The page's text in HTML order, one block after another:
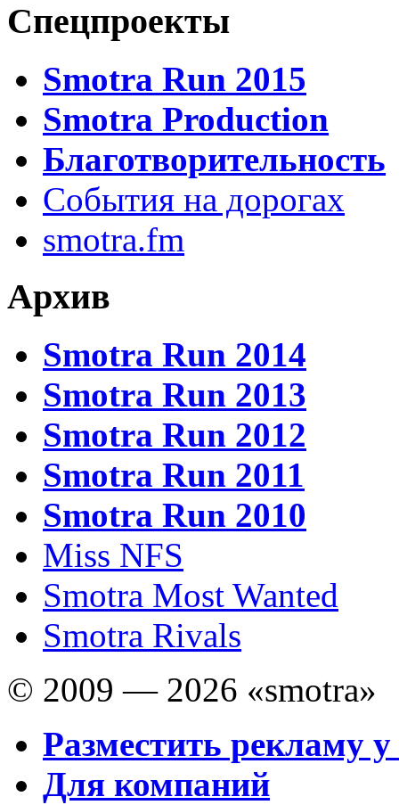
Спецпроекты
Smotra Run 2015
Smotra Production
Благотворительность
События на дорогах
smotra.fm
Архив
Smotra Run 2014
Smotra Run 2013
Smotra Run 2012
Smotra Run 2011
Smotra Run 2010
Miss NFS
Smotra Most Wanted
Smotra Rivals
© 2009 — 2026 «smotra»
Разместить рекламу у
Для компаний